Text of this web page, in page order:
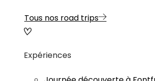
Tous nos road trips
Expériences